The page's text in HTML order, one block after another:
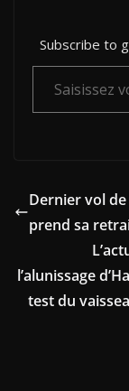
Subscribe to
Saisissez votre adresse e-mail…
Dernier vol
prend sa
l’alunissage
test du